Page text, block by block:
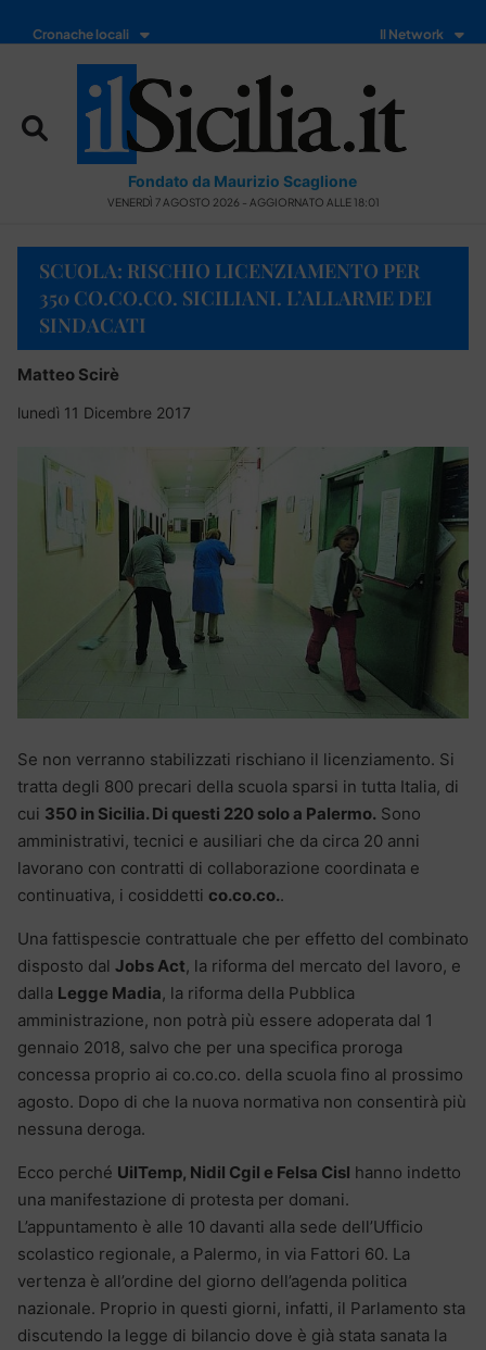
Cronache locali Il Network
Fondato da Maurizio Scaglione
VENERDÌ 7 AGOSTO 2026 - AGGIORNATO ALLE 18:01
SCUOLA: RISCHIO LICENZIAMENTO PER
350 CO.CO.CO. SICILIANI. L’ALLARME DEI
SINDACATI
Matteo Scirè
lunedì 11 Dicembre 2017
Se non verranno stabilizzati rischiano il licenziamento. Si
tratta degli 800 precari della scuola sparsi in tutta Italia, di
cui 350 in Sicilia. Di questi 220 solo a Palermo. Sono
amministrativi, tecnici e ausiliari che da circa 20 anni
lavorano con contratti di collaborazione coordinata e
continuativa, i cosiddetti co.co.co..
Una fattispescie contrattuale che per effetto del combinato
disposto dal Jobs Act, la riforma del mercato del lavoro, e
dalla Legge Madia, la riforma della Pubblica
amministrazione, non potrà più essere adoperata dal 1
gennaio 2018, salvo che per una specifica proroga
concessa proprio ai co.co.co. della scuola fino al prossimo
agosto. Dopo di che la nuova normativa non consentirà più
nessuna deroga.
Ecco perché UilTemp, Nidil Cgil e Felsa Cisl hanno indetto
una manifestazione di protesta per domani.
L’appuntamento è alle 10 davanti alla sede dell’Ufficio
scolastico regionale, a Palermo, in via Fattori 60. La
vertenza è all’ordine del giorno dell’agenda politica
nazionale. Proprio in questi giorni, infatti, il Parlamento sta
discutendo la legge di bilancio dove è già stata sanata la